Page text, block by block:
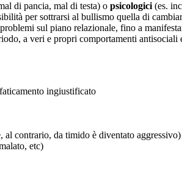
di pancia, mal di testa) o psicologici (es.
per sottrarsi al bullismo quella di
sul piano relazionale, fino a
a veri e propri comportamenti
ingiustificato
al contrario, da timido è diventato aggressivo)
etc)